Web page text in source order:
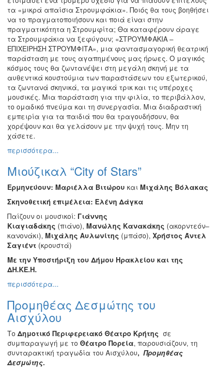
τα «μικρά απαίσια Στρουμφάκια». Ποιός θα τους βοηθήσει
να το πραγματοποιήσουν και ποιά είναι στην
πραγματικότητα η Στρουμφίτα; Θα καταφέρουν άραγε
τα Στρουμφάκια να ξεφύγουν; «ΣΤΡΟΥΜΦΑΚΙΑ –
ΕΠΙΧΕΙΡΗΣΗ ΣΤΡΟΥΜΦΙΤΑ», μια φαντασμαγορική θεατρική
παράσταση με τους αγαπημένους μας ήρωες. Ο μαγικός
κόσμος τους θα ζωντανέψει στη μεγάλη σκηνή με τα
αυθεντικά κουστούμια των παραστάσεων του εξωτερικού,
τα ζωντανά σκηνικά, τα μαγικά τρικ και τις υπέροχες
μουσικές. Μια παράσταση για την φιλία, το περιβάλλον,
το ομαδικό πνεύμα και τη συνεργασία. Μια διαδραστική
εμπειρία για τα παιδιά που θα τραγουδήσουν, θα
χορέψουν και θα γελάσουν με την ψυχή τους. Μην τη
χάσετε.
περισσότερα...
Μιούζικαλ “City of Stars”
Ερμηνεύουν: Μαριέλλα Βιτώρου και Μιχάλης Βόλακας
Σκηνοθετική επιμέλεια: Ελένη Δάγκα
Παίζουν οι μουσικοί: Γιάννης
Κιαγιαδάκης (πιάνο), Μανώλης Κανακάκης (ακορντεόν–
κανονάκι), Μιχάλης Αυλωνίτης (μπάσο), Χρήστος Άντελ
Σαγιέντ (κρουστά)
Με την Υποστήριξη του Δήμου Ηρακλείου και της
ΔΗ.ΚΕ.Η.
περισσότερα...
Προμηθέας Δεσμώτης του
Αισχύλου
Το Δημοτικό Περιφερειακό Θέατρο Κρήτης σε
συμπαραγωγή με το Θέατρο Πορεία, παρουσιάζουν, τη
συνταρακτική τραγωδία του Αισχύλου, Προμηθέας
Δεσμώτης.